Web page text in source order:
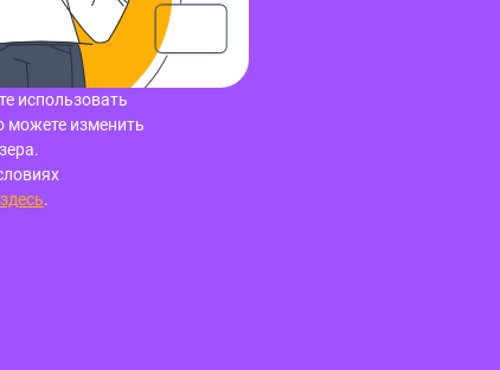
использовать
можете изменить
здесь.